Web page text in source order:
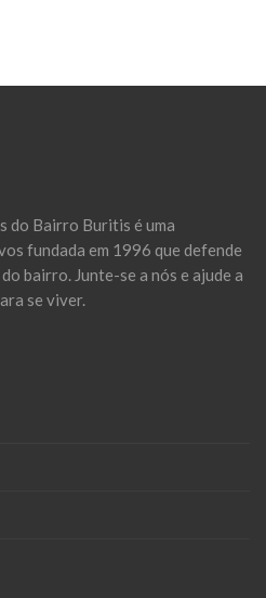
do Bairro Buritis é uma
fundada em 1996 que defende
bairro. Junte-se a nós e ajude a
se viver.